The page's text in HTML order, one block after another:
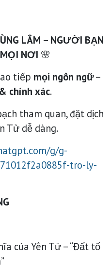
LÂM – NGƯỜI BẠN
NƠI 🌸
tiếp mọi ngôn ngữ–
chính xác.
tham quan, đặt dịch
Tử dễ dàng.
g/g-
tro-ly-
của Yên Tử – “Đất tổ